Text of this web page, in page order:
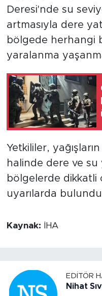
Deresi'nde su
artmasıyla dere
bölgede herhangi
yaralanma
Yetkililer,
halinde dere ve su
bölgelerde dikkatli
uyarılarda bulundu
Kaynak: İHA
EDITÖR
Nihat